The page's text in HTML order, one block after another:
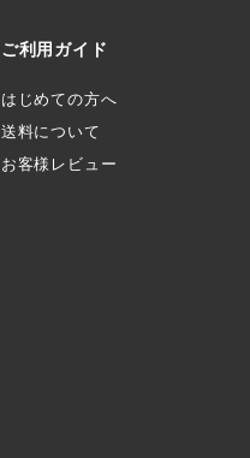
ご利用ガイド
はじめての方へ
送料について
お客様レビュー